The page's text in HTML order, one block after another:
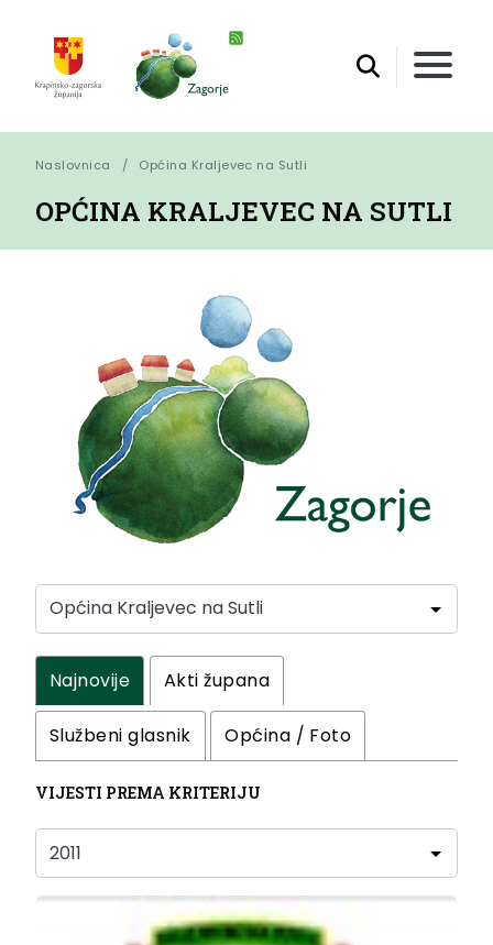
Naslovnica Općina Kraljevec na Sutli
OPĆINA KRALJEVEC NA SUTLI
Najnovije Akti župana
Službeni glasnik Općina / Foto
VIJESTI PREMA KRITERIJU